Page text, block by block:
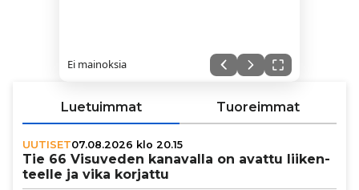
Ei mainoksia
Luetuimmat Tuoreimmat
UUTISET07.08.2026 klo 20.15
Tie 66 Visuveden kanavalla on avattu lii­ken­
teelle ja vika korjattu